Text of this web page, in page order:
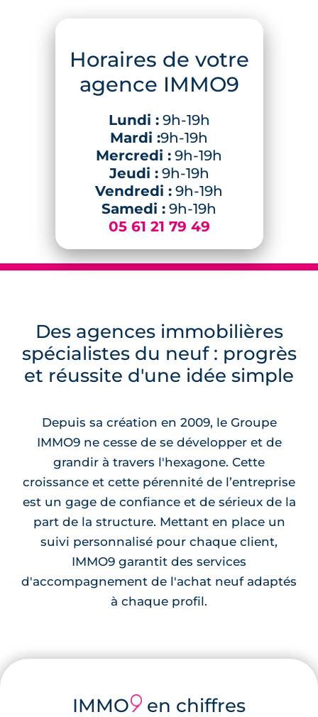
Horaires de votre
agence IMMO9
Lundi :9h-19h
Mardi :9h-19h
Mercredi : 9h-19h
Jeudi :9h-19h
Vendredi : 9h-19h
Samedi : 9h-19h
05 61 21 79 49
Des agences immobilières
spécialistes du neuf : progrès
et réussite d'une idée simple
Depuis sa création en 2009, le Groupe
IMMO9 ne cesse de se développer et de
grandir à travers l'hexagone. Cette
croissance et cette pérennité de l’entreprise
est un gage de confiance et de sérieux de la
part de la structure. Mettant en place un
suivi personnalisé pour chaque client,
IMMO9 garantit des services
d'accompagnement de l'achat neuf adaptés
à chaque profil.
IMMO9 en chiffres